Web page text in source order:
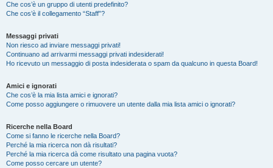
Che cos’è un gruppo di utenti predefinito?
Che cos’è il collegamento “Staff”?
Messaggi privati
Non riesco ad inviare messaggi privati!
Continuano ad arrivarmi messaggi privati indesiderati!
Ho ricevuto un messaggio di posta indesiderata o spam da qualcuno in questa Board!
Amici e ignorati
Che cos’è la mia lista amici e ignorati?
Come posso aggiungere o rimuovere un utente dalla mia lista amici o ignorati?
Ricerche nella Board
Come si fanno le ricerche nella Board?
Perché la mia ricerca non dà risultati?
Perché la mia ricerca dà come risultato una pagina vuota?
Come posso cercare un utente?